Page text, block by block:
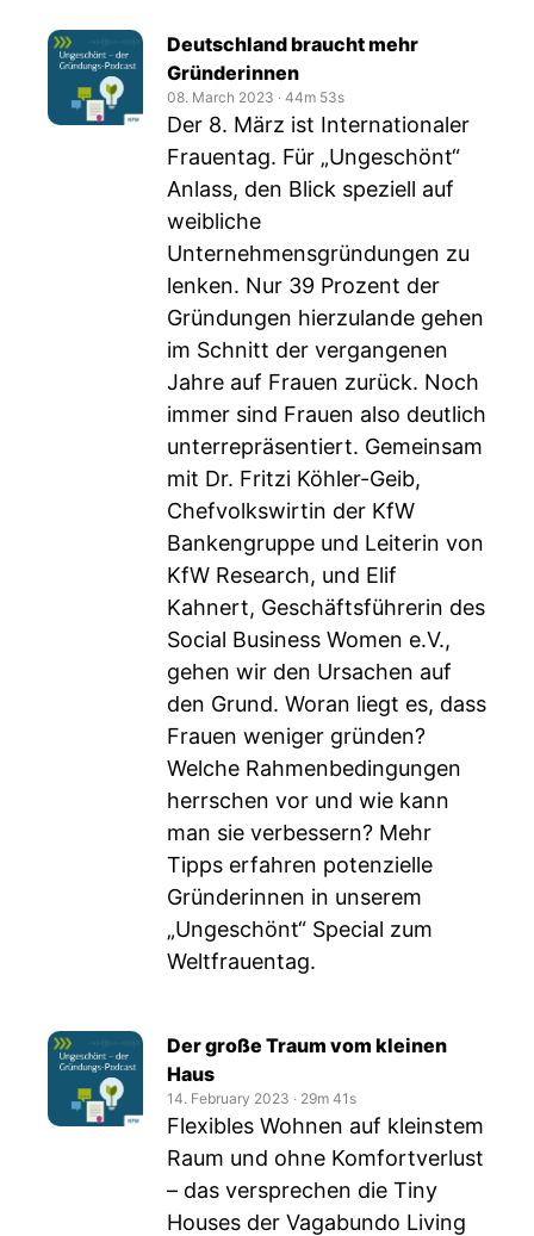
Deutschland braucht mehr
Gründerinnen
08. March 2023 ‧ 44m 53s
Der 8. März ist Internationaler
Frauentag. Für „Ungeschönt“
Anlass, den Blick speziell auf
weibliche
Unternehmensgründungen zu
lenken. Nur 39 Prozent der
Gründungen hierzulande gehen
im Schnitt der vergangenen
Jahre auf Frauen zurück. Noch
immer sind Frauen also deutlich
unterrepräsentiert. Gemeinsam
mit Dr. Fritzi Köhler-Geib,
Chefvolkswirtin der KfW
Bankengruppe und Leiterin von
KfW Research, und Elif
Kahnert, Geschäftsführerin des
Social Business Women e.V.,
gehen wir den Ursachen auf
den Grund. Woran liegt es, dass
Frauen weniger gründen?
Welche Rahmenbedingungen
herrschen vor und wie kann
man sie verbessern? Mehr
Tipps erfahren potenzielle
Gründerinnen in unserem
„Ungeschönt“ Special zum
Weltfrauentag.
Der große Traum vom kleinen
Haus
14. February 2023 ‧ 29m 41s
Flexibles Wohnen auf kleinstem
Raum und ohne Komfortverlust
– das versprechen die Tiny
Houses der Vagabundo Living